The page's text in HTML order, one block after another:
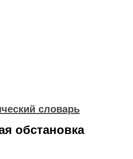
словарь
обстановка